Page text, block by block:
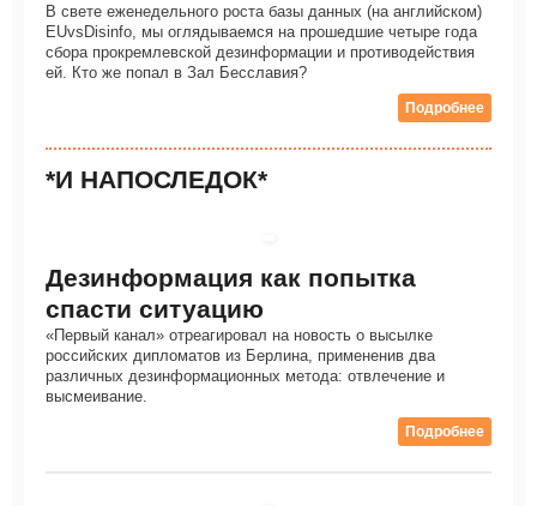
В свете еженедельного роста базы данных (на английском)
EUvsDisinfo, мы оглядываемся на прошедшие четыре года
сбора прокремлевской дезинформации и противодействия
ей. Кто же попал в Зал Бесславия?
Подробнее
*И НАПОСЛЕДОК*
Дезинформация как попытка
спасти ситуацию
«Первый канал» отреагировал на новость о высылке
российских дипломатов из Берлина, примененив два
различных дезинформационных метода: отвлечение и
высмеивание.
Подробнее